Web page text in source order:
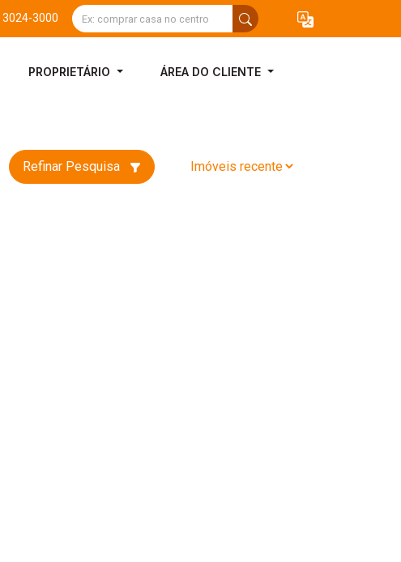
3000
PROPRIETÁRIO ÁREA DO CLIENTE
Refinar Pesquisa